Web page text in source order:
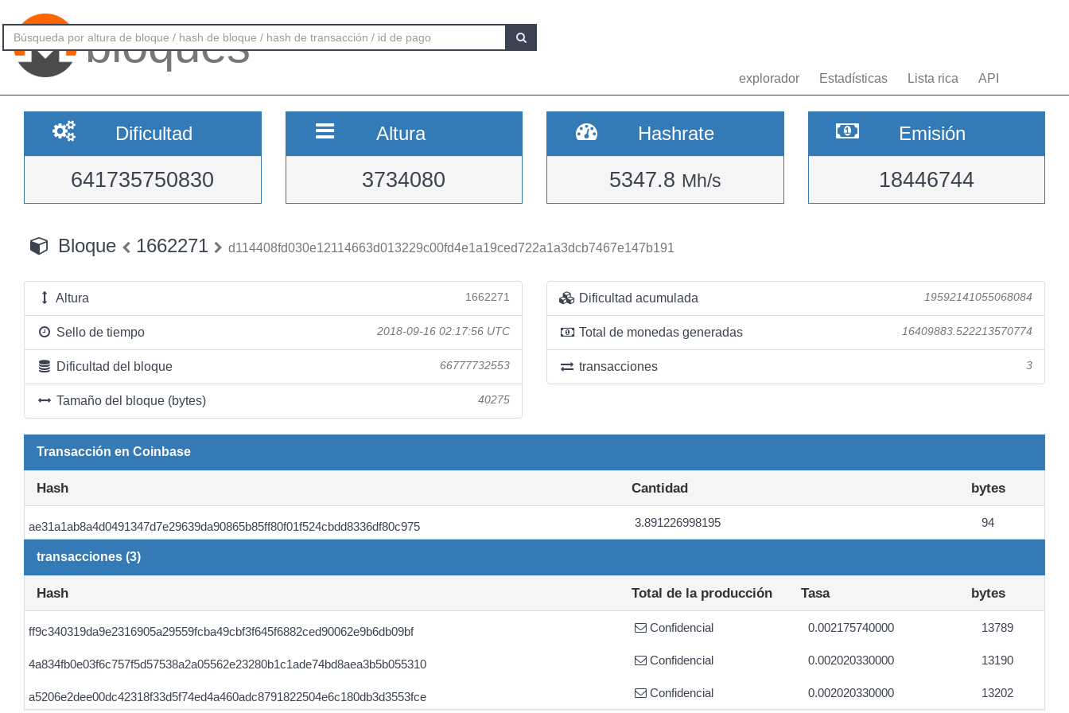
bloques
explorador Estadísticas Lista rica API
Dificultad
641735750830
Altura
3734080
Hashrate
5347.8 Mh/s
Emisión
18446744
Bloque 1662271 d114408fd030e12114663d013229c00fd4e1a19ced722a1a3dcb7467e147b191
Altura 1662271
Sello de tiempo 2018-09-16 02:17:56 UTC
Dificultad del bloque 66777732553
Tamaño del bloque (bytes) 40275
Dificultad acumulada 19592141055068084
Total de monedas generadas 16409883.522213570774
transacciones 3
Transacción en Coinbase
Hash Cantidad bytes
ae31a1ab8a4d0491347d7e29639da90865b85ff80f01f524cbdd8336df80c975 3.891226998195 94
transacciones (3)
Hash Total de la producción Tasa bytes
ff9c340319da9e2316905a29559fcba49cbf3f645f6882ced90062e9b6db09bf Confidencial 0.002175740000 13789
4a834fb0e03f6c757f5d57538a2a05562e23280b1c1ade74bd8aea3b5b055310 Confidencial 0.002020330000 13190
a5206e2dee00dc42318f33d5f74ed4a460adc8791822504e6c180db3d3553fce Confidencial 0.002020330000 13202